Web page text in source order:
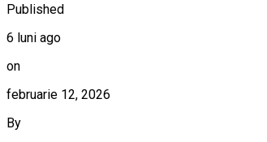
Published
6 luni ago
on
februarie 12, 2026
By